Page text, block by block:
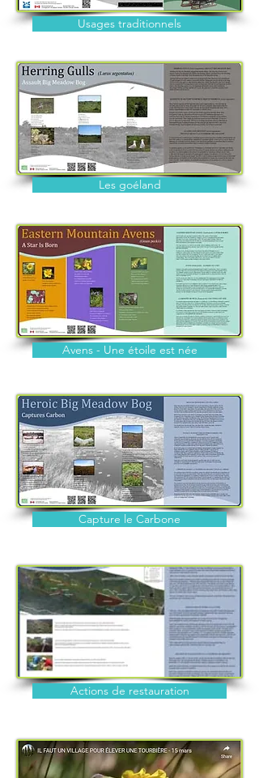
Usages traditionnels
Les goéland
Avens - Une étoile est née
Capture le Carbone
Actions de restauration